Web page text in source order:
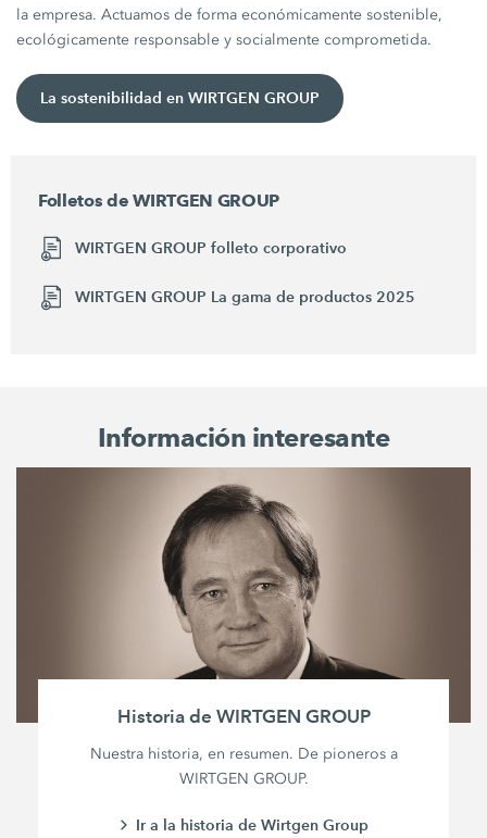
la empresa. Actuamos de forma económicamente sostenible,
ecológicamente responsable y socialmente comprometida.
La sostenibilidad en WIRTGEN GROUP
Folletos de WIRTGEN GROUP
WIRTGEN GROUP folleto corporativo
WIRTGEN GROUP La gama de productos 2025
Información interesante
Historia de WIRTGEN GROUP
Nuestra historia, en resumen. De pioneros a
WIRTGEN GROUP.
Ir a la historia de Wirtgen Group